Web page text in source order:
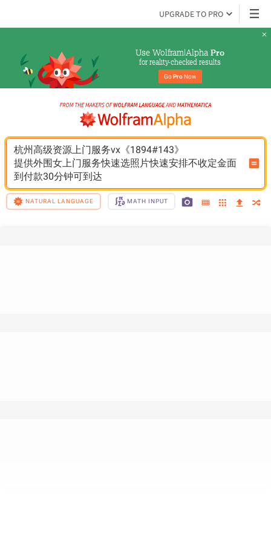
UPGRADE TO PRO
Use Wolfram|Alpha Pro
for reality-checked results
Go Pro Now
杭州高级资源上门服务vx《1894#143》
提供外围女上门服务快速选照片快速安排不收定金面
到付款30分钟可到达
NATURAL LANGUAGE MATH INPUT